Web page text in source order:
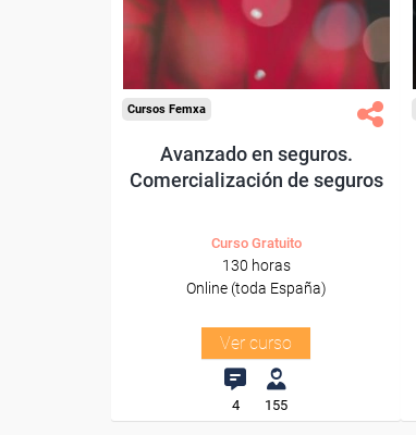
Sector
-Finanzas y Seguros.
Cursos Femxa
Avanzado en seguros.
Comercialización de seguros
Curso Gratuito
130 horas
Online (toda España)
Ver curso
4 155